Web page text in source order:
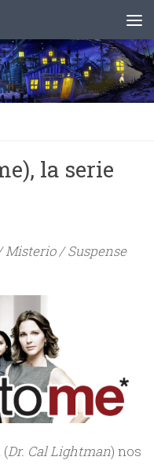
la serie
Misterio / Suspense
(Dr. Cal Lightman) nos